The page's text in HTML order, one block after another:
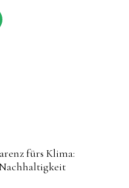
fürs Klima: